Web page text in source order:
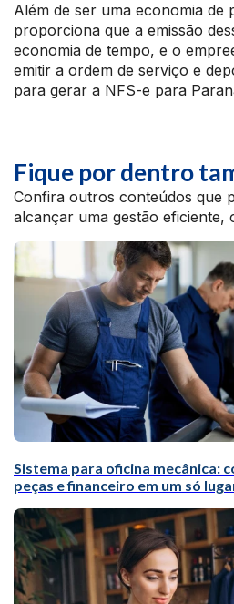
Além de ser uma economia de
proporciona que a emissão
economia de tempo, e o
emitir a ordem de serviço e
para gerar a NFS-e para
Fique por dentro
Confira outros conteúdos que
alcançar uma gestão eficiente,
Sistema para oficina mecânica:
peças e financeiro em um só